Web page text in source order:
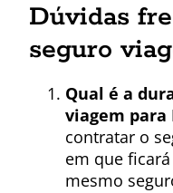
Dúvidas
seguro
Qual é a
viagem para
contratar o
em que
mesmo